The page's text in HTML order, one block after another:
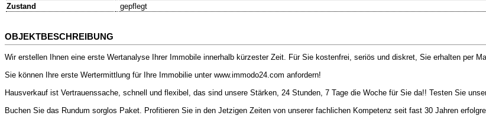
Zustand
gepflegt
OBJEKTBESCHREIBUNG
Wir erstellen Ihnen eine erste Wertanalyse Ihrer Immobile innerhalb kürzester Zeit. Für Sie kostenfrei, seriös und diskret, Sie erhalten per
Sie können Ihre erste Wertermittlung für Ihre Immobilie unter www.immodo24.com anfordern!
Hausverkauf ist Vertrauenssache, schnell und flexibel, das sind unsere Stärken, 24 Stunden, 7 Tage die Woche für Sie da!! Testen Sie
Buchen Sie das Rundum sorglos Paket. Profitieren Sie in den Jetzigen Zeiten von unserer fachlichen Kompetenz seit fast 30 Jahren